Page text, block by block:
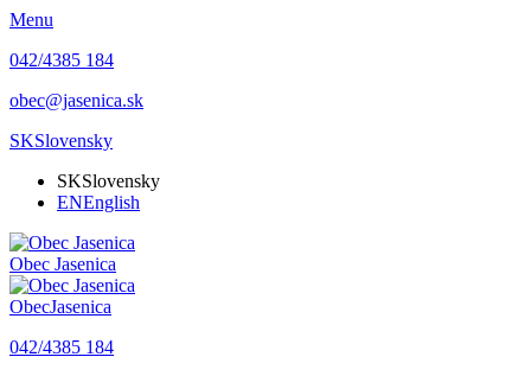
Menu
042/4385 184
obec@jasenica.sk
SKSlovensky
SKSlovensky
ENEnglish
Obec Jasenica
ObecJasenica
042/4385 184